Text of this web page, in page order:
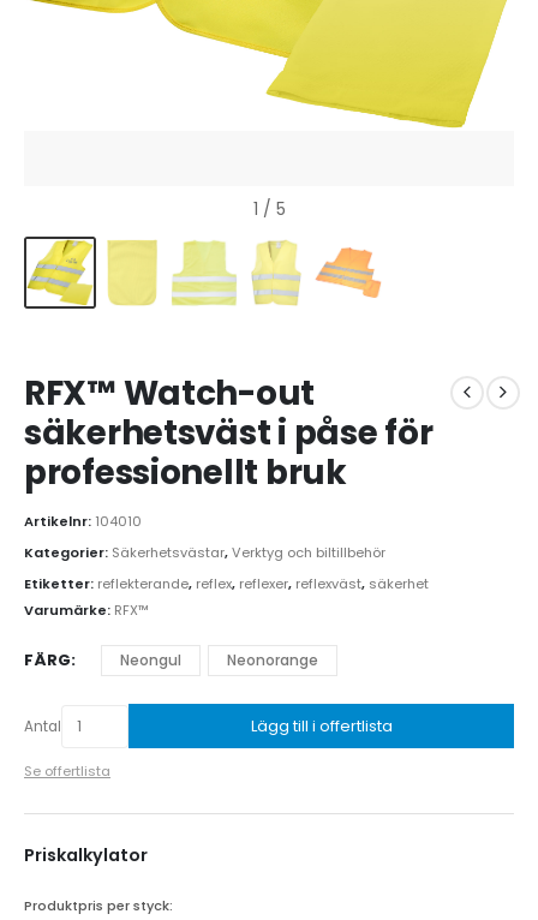
1 / 5
RFX™ Watch-out
säkerhetsväst i påse för
professionellt bruk
Artikelnr: 104010
Kategorier: Säkerhetsvästar,Verktyg och biltillbehör
Etiketter: reflekterande, reflex, reflexer, reflexväst, säkerhet
Varumärke: RFX™
FÄRG Neongul Neonorange
Antal Lägg till i offertlista
Se offertlista
Priskalkylator
Produktpris per styck: